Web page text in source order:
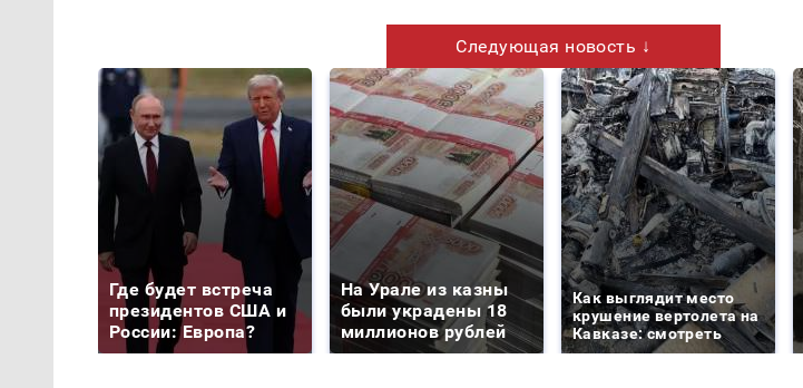
Следующая новость ↓
Где будет встреча
президентов США и
России: Европа?
На Урале из казны
были украдены 18
миллионов рублей
Как выглядит место
крушение вертолета на
Кавказе: смотреть